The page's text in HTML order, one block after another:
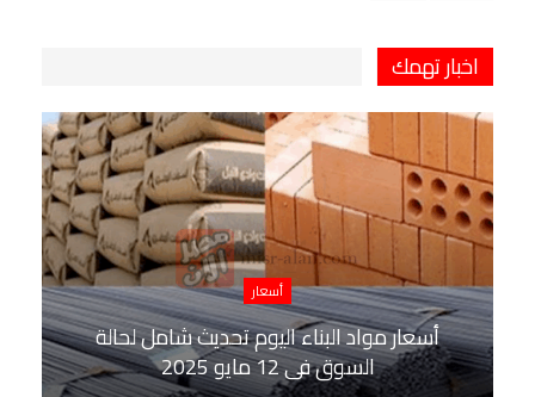
اخبار تهمك
أسعار
أسعار مواد البناء اليوم تحديث شامل لحالة
السوق في 12 مايو 2025